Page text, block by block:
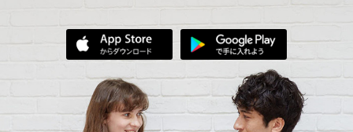
App Storeからダウンロード